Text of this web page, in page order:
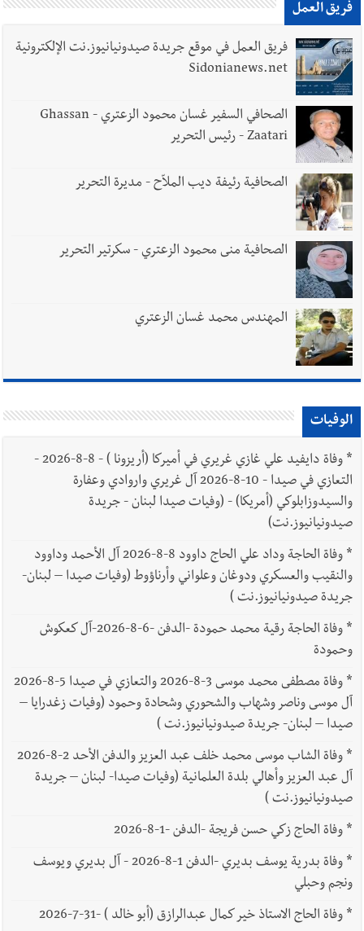
فريق العمل
فريق العمل في موقع جريدة صيدونيانيوز.نت الإلكترونية
Sidonianews.net
الصحافي السفير غسان محمود الزعتري - Ghassan
Zaatari - رئيس التحرير
الصحافية رئيفة ديب الملاّح - مديرة التحرير
الصحافية منى محمود الزعتري - سكرتير التحرير
المهندس محمد غسان الزعتري
الوفيات
*
وفاة دايفيد علي غازي غريري في أميركا (أريزونا ) - 8-8-2026 -
التعازي في صيدا - 10-8-2026 آل غريري واروادي وعفارة
والسيدوزابلوكي (أمريكا) - (وفيات صيدا لبنان - جريدة
صيدونيانيوز.نت)
*
وفاة الحاجة وداد علي الحاج داوود 8-8-2026 آل الأحمد وداوود
والنقيب والعسكري ودوغان وعلواني وأرناؤوط (وفيات صيدا – لبنان-
جريدة صيدونيانيوز.نت )
*
وفاة الحاجة رقية محمد حمودة -الدفن -6-8-2026-آل كعكوش
وحمودة
*
وفاة مصطفى محمد موسى 3-8-2026 والتعازي في صيدا 5-8-2026
آل موسى وناصر وشهاب والشحوري وشحادة وحمود (وفيات زغدرايا –
صيدا – لبنان- جريدة صيدونيانيوز.نت )
*
وفاة الشاب موسى محمد خلف عبد العزيز والدفن الأحد 2-8-2026
آل عبد العزيز وأهالي بلدة العلمانية (وفيات صيدا- لبنان – جريدة
صيدونيانيوز.نت )
*وفاة الحاج زكي حسن فريجة -الدفن -1-8-2026
*
وفاة بدرية يوسف بديري -الدفن 1-8-2026 - آل بديري ويوسف
ونجم وحبلي
*وفاة الحاج الاستاذ خير كمال عبدالرازق (أبو خالد ) -31-7-2026